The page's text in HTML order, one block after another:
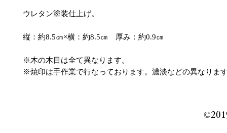
ウレタン塗装仕上げ。
縦：約8.5㎝×横：約8.5㎝ 厚み：約0.9㎝
※木の木目は全て異なります。
※焼印は手作業で行なっております。濃淡などの異なりま